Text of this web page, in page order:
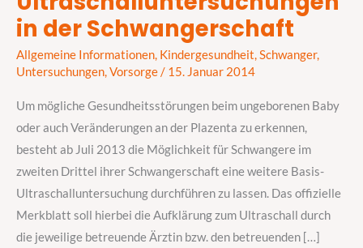
in der Schwangerschaft
Allgemeine Informationen, Kindergesundheit,Schwanger,
Untersuchungen,Vorsorge/ 15. Januar 2014
Um mögliche Gesundheitsstörungen beim ungeborenen Baby
oder auch Veränderungen an der Plazenta zu erkennen,
besteht ab Juli 2013 die Möglichkeit für Schwangere im
zweiten Drittel ihrer Schwangerschaft eine weitere Basis-
Ultraschalluntersuchung durchführen zu lassen. Das offizielle
Merkblatt soll hierbei die Aufklärung zum Ultraschall durch
die jeweilige betreuende Ärztin bzw. den betreuenden […]
Merkblatt
für
Ultraschalluntersuchungen
in
der
Schwangerschaft